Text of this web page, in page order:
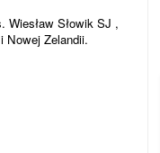
Wiesław Słowik SJ ,
Nowej Zelandii.